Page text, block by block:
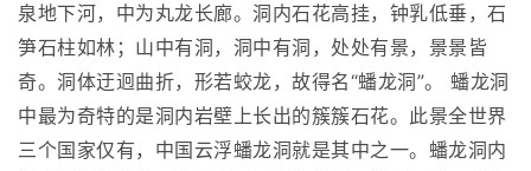
泉地下河，中为丸龙长廊。洞内石花高挂，钟乳低垂，石
笋石柱如林；山中有洞，洞中有洞，处处有景，景景皆
奇。洞体迂迥曲折，形若蛟龙，故得名“蟠龙洞”。 蟠龙洞
中最为奇特的是洞内岩壁上长出的簇簇石花。此景全世界
三个国家仅有，中国云浮蟠龙洞就是其中之一。蟠龙洞内